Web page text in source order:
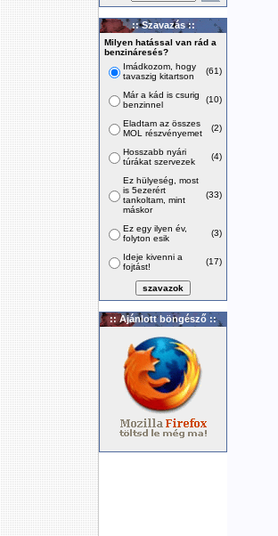
:: Szavazás ::
Milyen hatással van rád a
benzináresés?
Imádkozom, hogy
tavaszig kitartson
(61)
Már a kád is csurig
benzinnel
(10)
Eladtam az összes
MOL részvényemet
(2)
Hosszabb nyári
túrákat szervezek
(4)
Ez hülyeség, most
is 5ezerért
tankoltam, mint
máskor
(33)
Ez egy ilyen év,
folyton esik
(3)
Ideje kivenni a
fojtást!
(17)
:: Ajánlott böngésző ::